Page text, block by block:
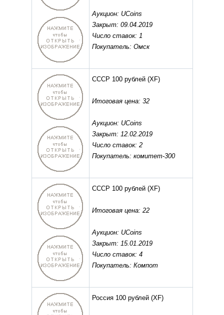
Аукцион: UCoins
Закрыт: 09.04.2019
Число ставок: 1
Покупатель: Омск
СССР 100 рублей(XF)
Итоговая цена: 32
Аукцион: UCoins
Закрыт: 12.02.2019
Число ставок: 2
Покупатель: комитет-300
СССР 100 рублей(XF)
Итоговая цена: 22
Аукцион: UCoins
Закрыт: 15.01.2019
Число ставок: 4
Покупатель: Компот
Россия 100 рублей(XF)